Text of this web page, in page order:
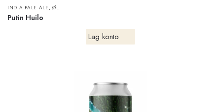
INDIA PALE ALE ,ØL
Putin Huilo
Lag konto